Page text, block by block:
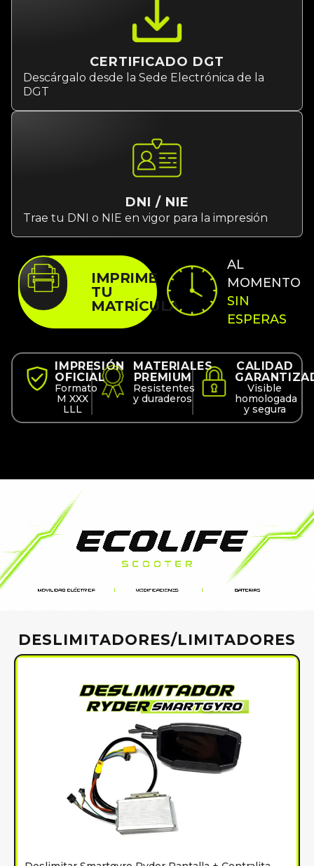
CERTIFICADO DGT
Descárgalo desde la Sede Electrónica de la
DGT
DNI / NIE
Trae tu DNI o NIE en vigor para la impresión
IMPRIME
TU
MATRÍCULA
AL
MOMENTO
SIN
ESPERAS
IMPRESIÓN
OFICIAL
Formato
M XXX
LLL
MATERIALES
PREMIUM
Resistentes
y duraderos
CALIDAD
Visible
homologada
y segura
DESLIMITADORES/LIMITADORES